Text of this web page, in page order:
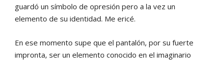
guardó un símbolo de opresión pero a la vez un
elemento de su identidad. Me ericé.
En ese momento supe que el pantalón, por su fuerte
impronta, ser un elemento conocido en el imaginario